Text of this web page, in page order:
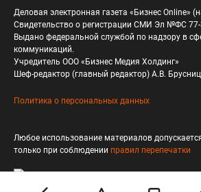
Деловая электронная газета «Бизнес Online»
Свидетельство о регистрации СМИ Эл №ФС 77-
Выдано федеральной службой по надзору в
коммуникаций.
Учредитель ООО «Бизнес Медия Холдинг»
Шеф-редактор (главный редактор) А.В.
Политика о персональных данных
Любое использование материалов
только при соблюдении правил перепечатки